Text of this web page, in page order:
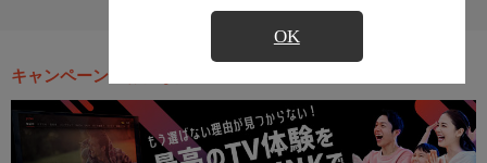
OK
キャンペーン・お得な情報